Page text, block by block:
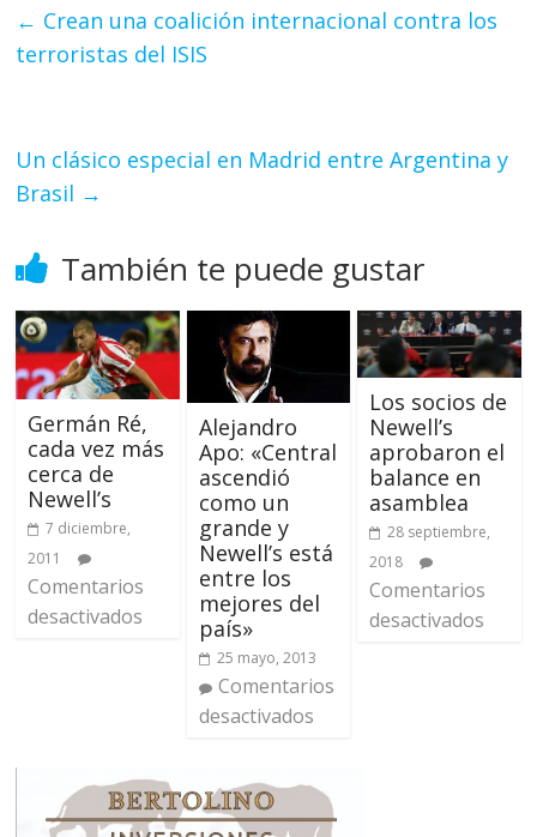
← Crean una coalición internacional contra los
terroristas del ISIS
Un clásico especial en Madrid entre Argentina y
Brasil →
También te puede gustar
Germán Ré,
cada vez más
cerca de
Newell’s
7 diciembre,
2011
Comentarios
desactivados
Alejandro
Apo: «Central
ascendió
como un
grande y
Newell’s está
entre los
mejores del
país»
25 mayo, 2013
Comentarios
desactivados
Los socios de
Newell’s
aprobaron el
balance en
asamblea
28 septiembre,
2018
Comentarios
desactivados